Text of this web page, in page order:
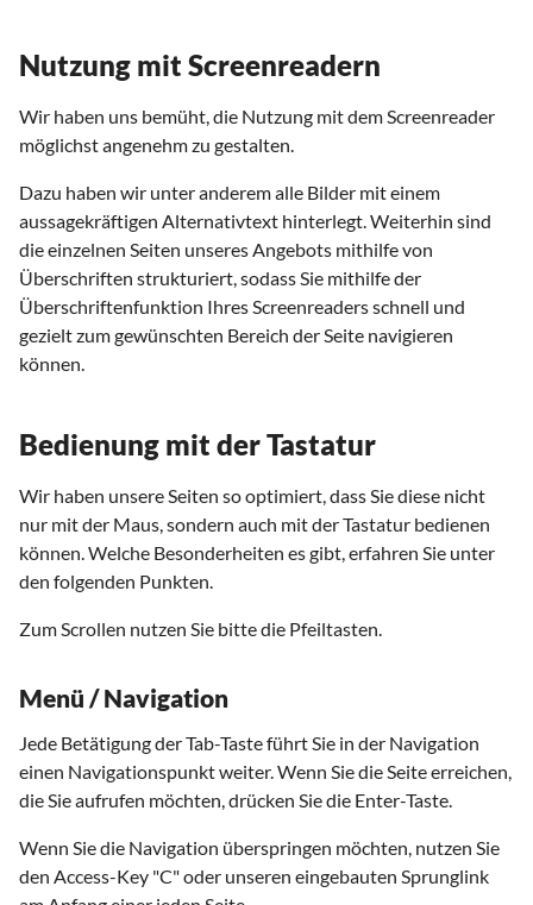
Nutzung mit Screenreadern
Wir haben uns bemüht, die Nutzung mit dem Screenreader
möglichst angenehm zu gestalten.
Dazu haben wir unter anderem alle Bilder mit einem
aussagekräftigen Alternativtext hinterlegt. Weiterhin sind
die einzelnen Seiten unseres Angebots mithilfe von
Überschriften strukturiert, sodass Sie mithilfe der
Überschriftenfunktion Ihres Screenreaders schnell und
gezielt zum gewünschten Bereich der Seite navigieren
können.
Bedienung mit der Tastatur
Wir haben unsere Seiten so optimiert, dass Sie diese nicht
nur mit der Maus, sondern auch mit der Tastatur bedienen
können. Welche Besonderheiten es gibt, erfahren Sie unter
den folgenden Punkten.
Zum Scrollen nutzen Sie bitte die Pfeiltasten.
Menü / Navigation
Jede Betätigung der Tab-Taste führt Sie in der Navigation
einen Navigationspunkt weiter. Wenn Sie die Seite erreichen,
die Sie aufrufen möchten, drücken Sie die Enter-Taste.
Wenn Sie die Navigation überspringen möchten, nutzen Sie
den Access-Key "C" oder unseren eingebauten Sprunglink